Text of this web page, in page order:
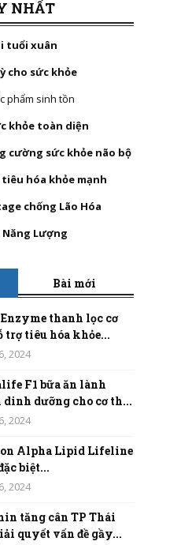
NHẤT
tuổi xuân
cho sức khỏe
phẩm sinh tồn
khỏe toàn diện
cường sức khỏe não bộ
hóa khỏe mạnh
chống Lão Hóa
Năng Lượng
Bài mới
thanh lọc cơ
trợ tiêu hóa khỏe...
2024
F1 bữa ăn lành
dinh dưỡng cho cơ th...
2024
Alpha Lipid Lifeline
biệt...
2024
tăng cân TP Thái
quyết vấn đề gầy...